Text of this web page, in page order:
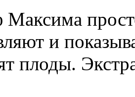
и
плоды.